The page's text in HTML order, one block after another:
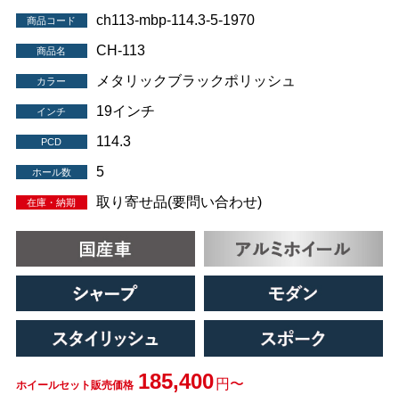
商品コード ch113-mbp-114.3-5-1970
商品名 CH-113
カラー メタリックブラックポリッシュ
インチ 19インチ
PCD 114.3
ホール数 5
在庫・納期 取り寄せ品(要問い合わせ)
ホイールセット販売価格 185,400 円〜